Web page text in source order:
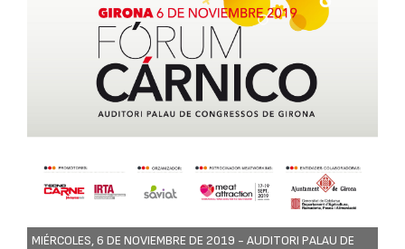
MIÉRCOLES, 6 DE NOVIEMBRE DE 2019 - AUDITORI PALAU DE